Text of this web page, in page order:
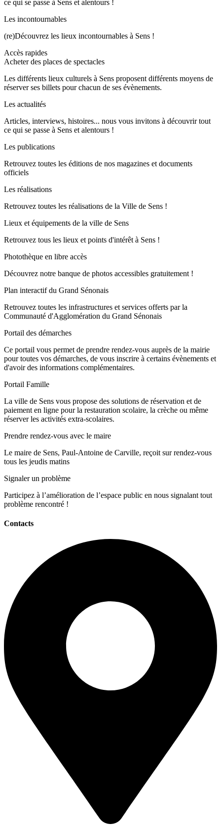
ce qui se passe à Sens et alentours !
Les incontournables
(re)Découvrez les lieux incontournables à Sens !
Accès rapides
Acheter des places de spectacles
Les différents lieux culturels à Sens proposent différents moyens de
réserver ses billets pour chacun de ses évènements.
Les actualités
Articles, interviews, histoires... nous vous invitons à découvrir tout
ce qui se passe à Sens et alentours !
Les publications
Retrouvez toutes les éditions de nos magazines et documents
officiels
Les réalisations
Retrouvez toutes les réalisations de la Ville de Sens !
Lieux et équipements de la ville de Sens
Retrouvez tous les lieux et points d'intérêt à Sens !
Photothèque en libre accès
Découvrez notre banque de photos accessibles gratuitement !
Plan interactif du Grand Sénonais
Retrouvez toutes les infrastructures et services offerts par la
Communauté d'Agglomération du Grand Sénonais
Portail des démarches
Ce portail vous permet de prendre rendez-vous auprès de la mairie
pour toutes vos démarches, de vous inscrire à certains évènements et
d'avoir des informations complémentaires.
Portail Famille
La ville de Sens vous propose des solutions de réservation et de
paiement en ligne pour la restauration scolaire, la crèche ou même
réserver les activités extra-scolaires.
Prendre rendez-vous avec le maire
Le maire de Sens, Paul-Antoine de Carville, reçoit sur rendez-vous
tous les jeudis matins
Signaler un problème
Participez à l’amélioration de l’espace public en nous signalant tout
problème rencontré !
Contacts